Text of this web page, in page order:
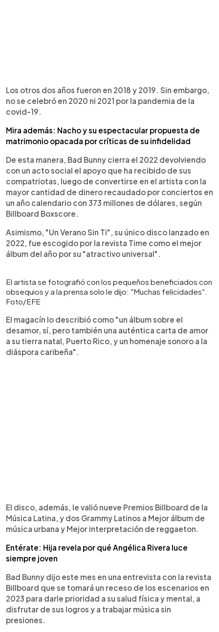
Los otros dos años fueron en 2018 y 2019. Sin embargo,
no se celebró en 2020 ni 2021 por la pandemia de la
covid-19.
Mira además: Nacho y su espectacular propuesta de
matrimonio opacada por críticas de su infidelidad
De esta manera, Bad Bunny cierra el 2022 devolviendo
con un acto social el apoyo que ha recibido de sus
compatriotas, luego de convertirse en el artista con la
mayor cantidad de dinero recaudado por conciertos en
un año calendario con 373 millones de dólares, según
Billboard Boxscore.
Asimismo, "Un Verano Sin Ti", su único disco lanzado en
2022, fue escogido por la revista Time como el mejor
álbum del año por su "atractivo universal".
El artista se fotografió con los pequeños beneficiados con
obsequios y a la prensa solo le dijo: "Muchas felicidades".
Foto/EFE
El magacín lo describió como "un álbum sobre el
desamor, sí, pero también una auténtica carta de amor
a su tierra natal, Puerto Rico, y un homenaje sonoro a la
diáspora caribeña".
El disco, además, le valió nueve Premios Billboard de la
Música Latina, y dos Grammy Latinos a Mejor álbum de
música urbana y Mejor interpretación de reggaeton.
Entérate: Hija revela por qué Angélica Rivera luce
siempre joven
Bad Bunny dijo este mes en una entrevista con la revista
Billboard que se tomará un receso de los escenarios en
2023 para darle prioridad a su salud física y mental, a
disfrutar de sus logros y a trabajar música sin
presiones.